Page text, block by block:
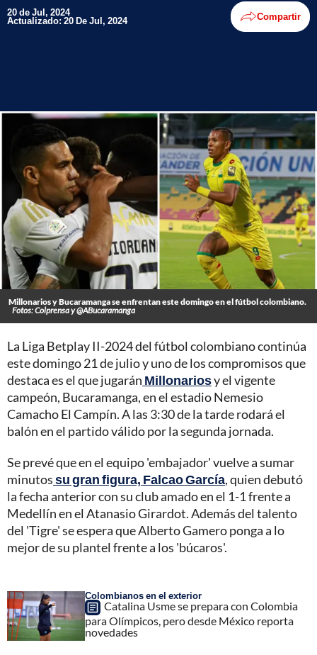
20 de Jul, 2024
Actualizado: 20 De Jul, 2024 Compartir
Millonarios y Bucaramanga se enfrentan este domingo en el fútbol colombiano.
Fotos: Colprensa y @ABucaramanga
La Liga Betplay II-2024 del fútbol colombiano continúa
este domingo 21 de julio y uno de los compromisos que
destaca es el que jugarán Millonariosy el vigente
campeón, Bucaramanga, en el estadio Nemesio
Camacho El Campín. A las 3:30 de la tarde rodará el
balón en el partido válido por la segunda jornada.
Se prevé que en el equipo 'embajador' vuelve a sumar
minutossu gran figura, Falcao García, quien debutó
la fecha anterior con su club amado en el 1-1 frente a
Medellín en el Atanasio Girardot. Además del talento
del 'Tigre' se espera que Alberto Gamero ponga a lo
mejor de su plantel frente a los 'búcaros'.
Colombianos en el exterior
Catalina Usme se prepara con Colombia
para Olímpicos, pero desde México reporta
novedades